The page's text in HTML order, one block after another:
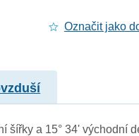
Označit jako
šířky a 15° 34' východní